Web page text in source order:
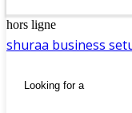
hors ligne
shuraa business
Looking for a